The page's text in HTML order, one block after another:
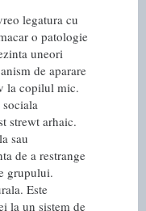
legatura cu
o patologie
uneori
de aparare
la copilul mic.
strewt arhaic.
sau
de a restrange
grupului.
Este
la un sistem de